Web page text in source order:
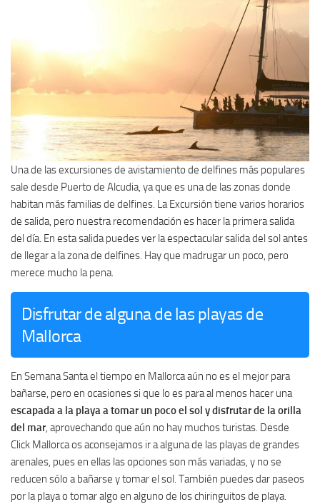
Una de las excursiones de avistamiento de delfines más populares
sale desde Puerto de Alcudia, ya que es una de las zonas donde
habitan más familias de delfines. La Excursión tiene varios horarios
de salida, pero nuestra recomendación es hacer la primera salida
del día. En esta salida puedes ver la espectacular salida del sol antes
de llegar a la zona de delfines. Hay que madrugar un poco, pero
merece mucho la pena.
Disfrutar de alguna de las playas de
Mallorca
En Semana Santa el tiempo en Mallorca aún no es el mejor para
bañarse, pero en ocasiones si que lo es para al menos hacer una
escapada a la playa a tomar un poco el sol y disfrutar de la orilla
del mar, aprovechando que aún no hay muchos turistas. Desde
Click Mallorca os aconsejamos ir a alguna de las playas de grandes
arenales, pues en ellas las opciones son más variadas, y no se
reducen sólo a bañarse y tomar el sol. También puedes dar paseos
por la playa o tomar algo en alguno de los chiringuitos de playa.